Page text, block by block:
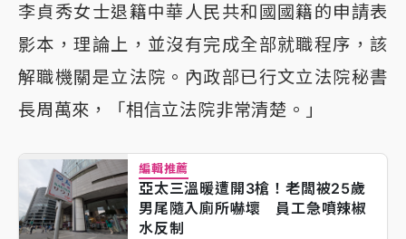
李貞秀女士退籍中華人民共和國國籍的申請表
影本，理論上，並沒有完成全部就職程序，該
解職機關是立法院。內政部已行文立法院秘書
長周萬來，「相信立法院非常清楚。」
編輯推薦
亞太三溫暖遭開3槍！老闆被25歲
男尾隨入廁所嚇壞 員工急噴辣椒
水反制